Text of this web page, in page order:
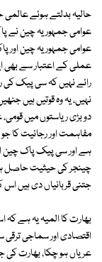
حالیہ بدلتے ہوئے
عوامی جمہوریہ چین نے
عوامی جمہوریہ چین اور
عملی کے اعتبار سے بھی
رائے نہیں کہ سی پیک کی
نہیں، یہ وہ قوتیں ہیں
دو بڑی ریاستوں میں قومی،
مفاہمت اور رجائیت کا
ہے اور سی پیک پاک چین
چینجر کی حیثیت حاصل
جتنی قربانیاں دی ہیں
بھارت کا المیہ یہ ہے
اقتصادی اور سماجی
عریاں ہو چکا، بھارت کی